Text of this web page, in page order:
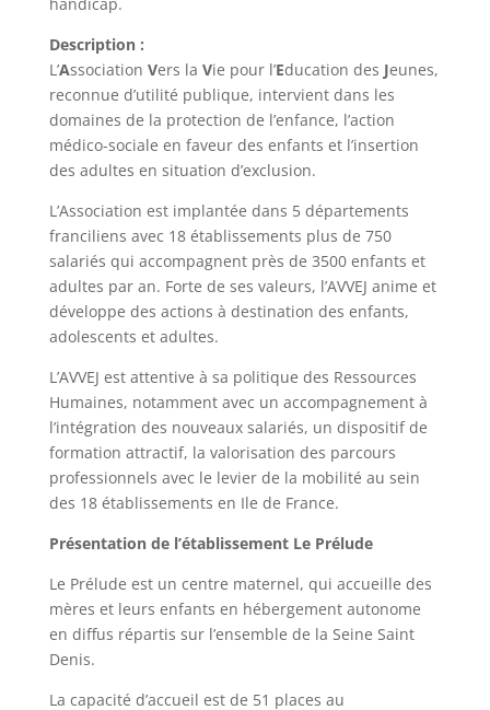
Description :
L’Association Vers la Vie pour l’Education des Jeunes,
reconnue d’utilité publique, intervient dans les
domaines de la protection de l’enfance, l’action
médico-sociale en faveur des enfants et l’insertion
des adultes en situation d’exclusion.
L’Association est implantée dans 5 départements
franciliens avec 18 établissements plus de 750
salariés qui accompagnent près de 3500 enfants et
adultes par an. Forte de ses valeurs, l’AVVEJ anime et
développe des actions à destination des enfants,
adolescents et adultes.
L’AVVEJ est attentive à sa politique des Ressources
Humaines, notamment avec un accompagnement à
l’intégration des nouveaux salariés, un dispositif de
formation attractif, la valorisation des parcours
professionnels avec le levier de la mobilité au sein
des 18 établissements en Ile de France.
Présentation de l’établissement Le Prélude
Le Prélude est un centre maternel, qui accueille des
mères et leurs enfants en hébergement autonome
en diffus répartis sur l’ensemble de la Seine Saint
Denis.
La capacité d’accueil est de 51 places au